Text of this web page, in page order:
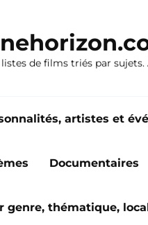
listes de films triés par sujets.
artistes et
Documentaires
genre, thématique,